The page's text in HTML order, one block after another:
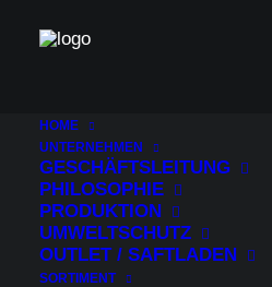
HOME
UNTERNEHMEN
GESCHÄFTSLEITUNG
PHILOSOPHIE
PRODUKTION
UMWELTSCHUTZ
OUTLET / SAFTLADEN
SORTIMENT
! LayerSlider:
It looks like that another
copy of the jQuery library
to show your sliders.
admin sidebar to
enable the "Include scripts